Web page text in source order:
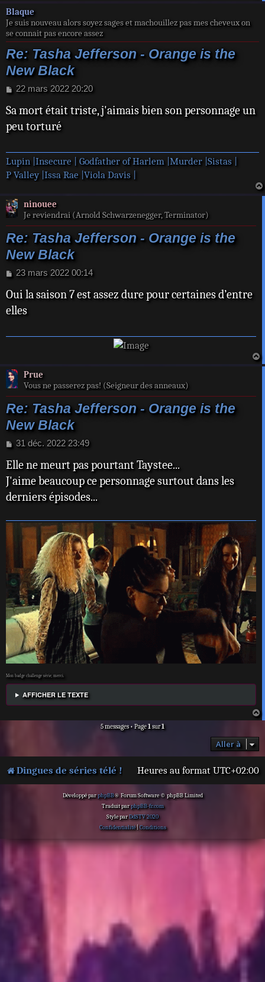
Blaque
Je suis nouveau alors soyez sages et machouillez pas mes cheveux on
se connait pas encore assez
Re: Tasha Jefferson - Orange is the
New Black
M
s
a
e
22 mars 2022 20:20
Sa mort était triste, j'aimais bien son personnage un
peu torturé
Lupin | Insecure | Godfather of Harlem | Murder | Sistas |
P Valley | Issa Rae | Viola Davis |
ninouee
Je reviendrai (Arnold Schwarzenegger, Terminator)
Re: Tasha Jefferson - Orange is the
New Black
M
s
s
a
e
23 mars 2022 00:14
Oui la saison 7 est assez dure pour certaines d’entre
elles
a
Prue
Vous ne passerez pas! (Seigneur des anneaux)
Re: Tasha Jefferson - Orange is the
New Black
M
s
a
g
31 déc. 2022 23:49
Elle ne meurt pas pourtant Taystee...
J'aime beaucoup ce personnage surtout dans les
derniers épisodes...
Mon badge challenge série, merci.
AFFICHER LE TEXTE
a
5 messages • Page1sur1
Aller à
Dingues de séries télé ! Heures au format UTC+02:00
Développé parphpBB® Forum Software © phpBB Limited
Traduit parphpBB-fr.com
Style parDdSTV 2020
Confidentialité|Conditions